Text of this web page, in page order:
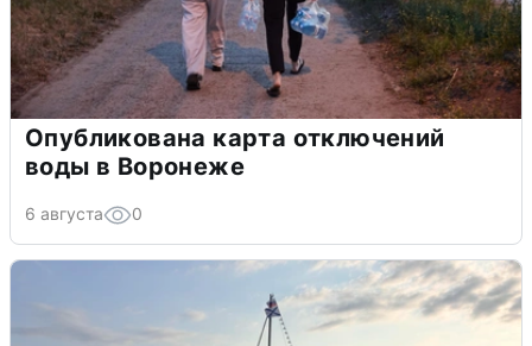
Опубликована карта отключений
воды в Воронеже
6 августа 0